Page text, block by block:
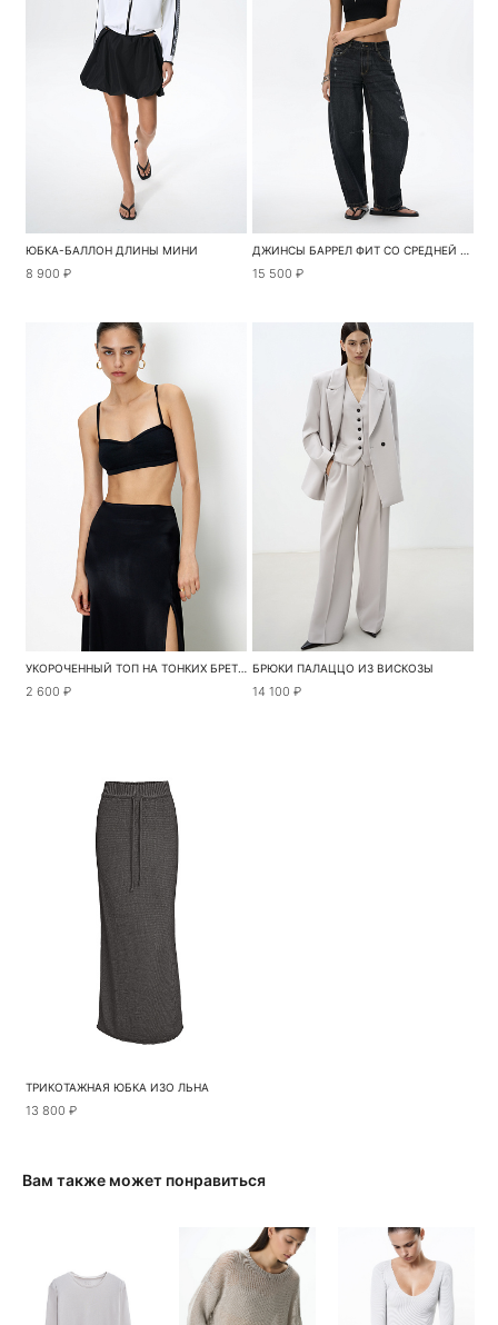
ЮБКА-БАЛЛОН ДЛИНЫ МИНИ
8 900 ₽
ДЖИНСЫ БАРРЕЛ ФИТ СО СРЕДНЕЙ ПОСАДКОЙ
15 500 ₽
УКОРОЧЕННЫЙ ТОП НА ТОНКИХ БРЕТЕЛЯХ
2 600 ₽
БРЮКИ ПАЛАЦЦО ИЗ ВИСКОЗЫ
14 100 ₽
ТРИКОТАЖНАЯ ЮБКА ИЗО ЛЬНА
13 800 ₽
Вам также может понравиться